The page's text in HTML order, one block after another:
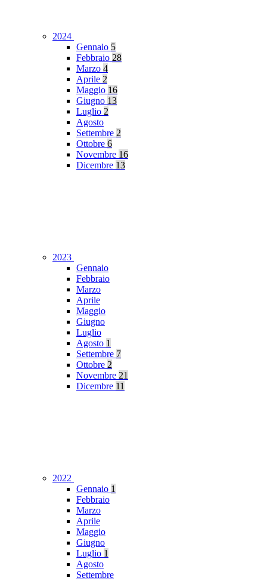
2024
Gennaio 5
Febbraio 28
Marzo 4
Aprile 2
Maggio 16
Giugno 13
Luglio 2
Agosto
Settembre 2
Ottobre 6
Novembre 16
Dicembre 13
2023
Gennaio
Febbraio
Marzo
Aprile
Maggio
Giugno
Luglio
Agosto 1
Settembre 7
Ottobre 2
Novembre 21
Dicembre 11
2022
Gennaio 1
Febbraio
Marzo
Aprile
Maggio
Giugno
Luglio 1
Agosto
Settembre